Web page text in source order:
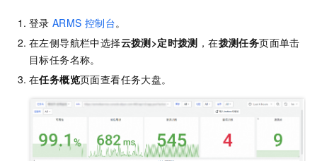
登录 ARMS 控制台。
在左侧导航栏中选择云拨测>定时拨测 ，在拨测任务页面单击
目标任务名称。
在任务概览页面查看任务大盘。